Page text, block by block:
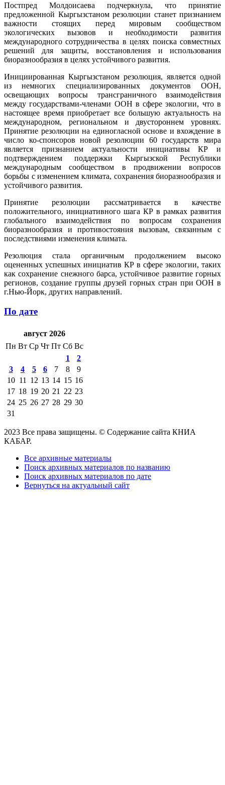
Постпред Молдоисаева подчеркнула, что принятие
предложенной Кыргызстаном резолюции станет признанием
важности стоящих перед мировым сообществом
экологических вызовов и необходимости развития
международного сотрудничества в целях поиска совместных
решений для защиты, восстановления и использования
биоразнообразия в целях устойчивого развития.
Инициированная Кыргызстаном резолюция, является одной
из немногих специализированных документов ООН,
освещающих вопросы трансграничного взаимодействия
между государствами-членами ООН в сфере экологии, что в
настоящее время приобретает все большую актуальность на
международном, региональном и двустороннем уровнях.
Принятие резолюции на единогласной основе и вхождение в
число ко-спонсоров новой резолюции 60 государств мира
является признанием актуальности инициативы КР и
подтверждением поддержки Кыргызской Республики
международным сообществом в продвижении вопросов
борьбы с изменением климата, сохранения биоразнообразия и
устойчивого развития.
Принятие резолюции рассматривается в качестве
положительного, инициативного шага КР в рамках развития
глобального взаимодействия по вопросам сохранения
биоразнообразия и противостояния вызовам, связанным с
последствиями изменения климата.
Резолюция стала органичным продолжением высоко
оцененных успешных инициатив КР в сфере экологии, таких
как сохранение снежного барса, устойчивое развитие горных
регионов, создание группы друзей горных стран при ООН в
г.Нью-Йорк, других направлений.
По дате
август 2026
Пн Вт Ср Чт Пт Сб Вс
1
2
3
4 5 6 7 8
9
10 11 12 13 14 15 16
17 18 19 20 21 22 23
24 25 26 27 28 29 30
31
2023 Все права защищены. © Содержание сайта КНИА
КАБАР.
Все архивные материалы
Поиск архивных материалов по названию
Поиск архивных материалов по дате
Вернуться на актуальный сайт